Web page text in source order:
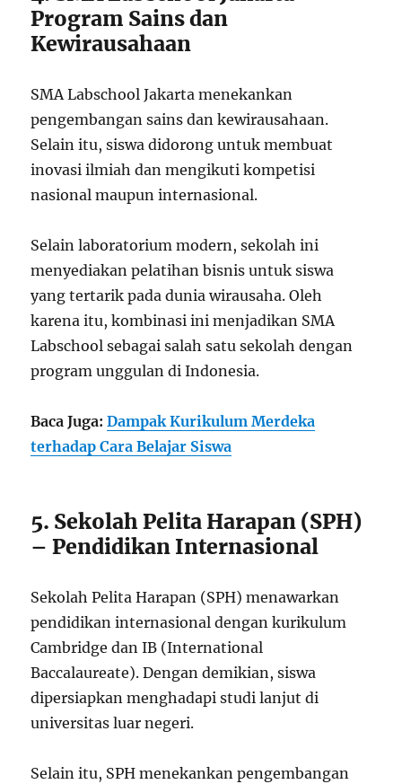
Program Sains dan
Kewirausahaan
SMA Labschool Jakarta menekankan
pengembangan sains dan kewirausahaan.
Selain itu, siswa didorong untuk membuat
inovasi ilmiah dan mengikuti kompetisi
nasional maupun internasional.
Selain laboratorium modern, sekolah ini
menyediakan pelatihan bisnis untuk siswa
yang tertarik pada dunia wirausaha. Oleh
karena itu, kombinasi ini menjadikan SMA
Labschool sebagai salah satu sekolah dengan
program unggulan di Indonesia.
Baca Juga:Dampak Kurikulum Merdeka
terhadap Cara Belajar Siswa
5. Sekolah Pelita Harapan (SPH)
– Pendidikan Internasional
Sekolah Pelita Harapan (SPH) menawarkan
pendidikan internasional dengan kurikulum
Cambridge dan IB (International
Baccalaureate). Dengan demikian, siswa
dipersiapkan menghadapi studi lanjut di
universitas luar negeri.
Selain itu, SPH menekankan pengembangan